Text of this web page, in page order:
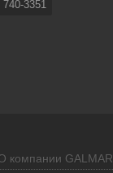
3351
компании GALMAR